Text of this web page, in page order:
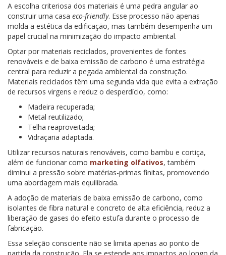
A escolha criteriosa dos materiais é uma pedra angular ao
construir uma casa eco-friendly. Esse processo não apenas
molda a estética da edificação, mas também desempenha um
papel crucial na minimização do impacto ambiental.
Optar por materiais reciclados, provenientes de fontes
renováveis e de baixa emissão de carbono é uma estratégia
central para reduzir a pegada ambiental da construção.
Materiais reciclados têm uma segunda vida que evita a extração
de recursos virgens e reduz o desperdício, como:
Madeira recuperada;
Metal reutilizado;
Telha reaproveitada;
Vidraçaria adaptada.
Utilizar recursos naturais renováveis, como bambu e cortiça,
além de funcionar como marketing olfativos, também
diminui a pressão sobre matérias-primas finitas, promovendo
uma abordagem mais equilibrada.
A adoção de materiais de baixa emissão de carbono, como
isolantes de fibra natural e concreto de alta eficiência, reduz a
liberação de gases do efeito estufa durante o processo de
fabricação.
Essa seleção consciente não se limita apenas ao ponto de
partida da construção. Ela se estende aos impactos ao longo da